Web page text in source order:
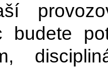
budete